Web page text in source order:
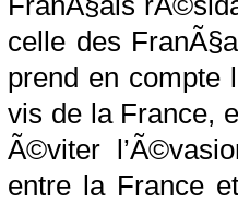
celle des
prend en compte
vis de la France,
Ã©viter
entre la France